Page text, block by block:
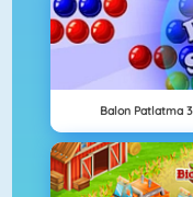
Balon Patlatma 3